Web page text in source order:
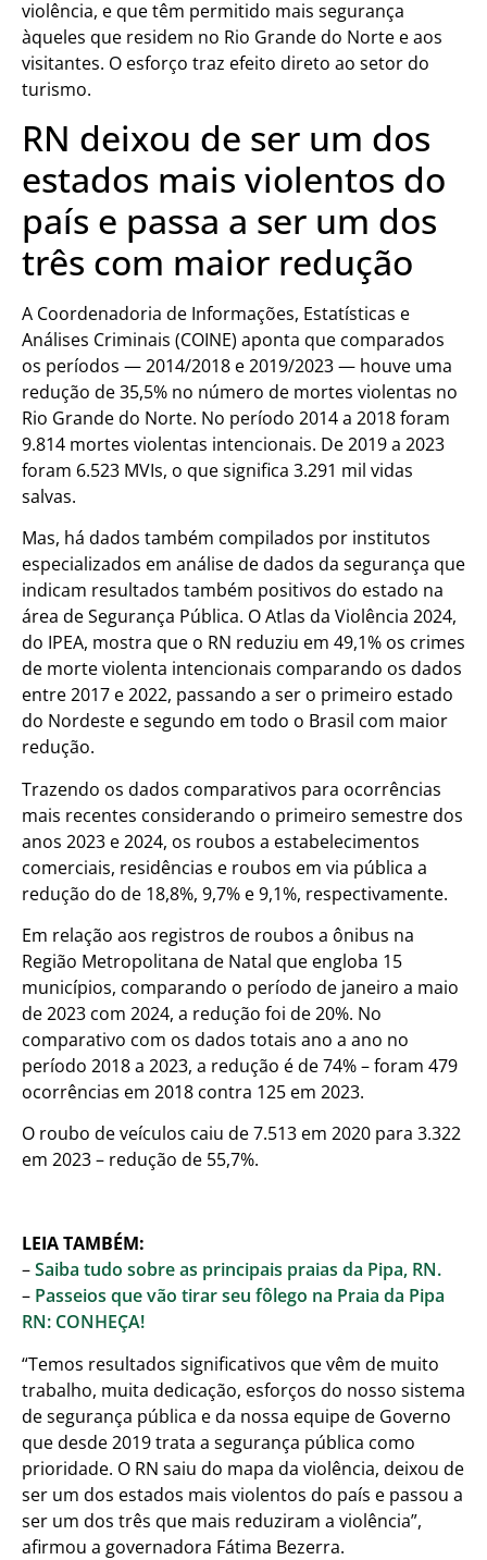
violência, e que têm permitido mais segurança
àqueles que residem no Rio Grande do Norte e aos
visitantes. O esforço traz efeito direto ao setor do
turismo.
RN deixou de ser um dos
estados mais violentos do
país e passa a ser um dos
três com maior redução
A Coordenadoria de Informações, Estatísticas e
Análises Criminais (COINE) aponta que comparados
os períodos — 2014/2018 e 2019/2023 — houve uma
redução de 35,5% no número de mortes violentas no
Rio Grande do Norte. No período 2014 a 2018 foram
9.814 mortes violentas intencionais. De 2019 a 2023
foram 6.523 MVIs, o que significa 3.291 mil vidas
salvas.
Mas, há dados também compilados por institutos
especializados em análise de dados da segurança que
indicam resultados também positivos do estado na
área de Segurança Pública. O Atlas da Violência 2024,
do IPEA, mostra que o RN reduziu em 49,1% os crimes
de morte violenta intencionais comparando os dados
entre 2017 e 2022, passando a ser o primeiro estado
do Nordeste e segundo em todo o Brasil com maior
redução.
Trazendo os dados comparativos para ocorrências
mais recentes considerando o primeiro semestre dos
anos 2023 e 2024, os roubos a estabelecimentos
comerciais, residências e roubos em via pública a
redução do de 18,8%, 9,7% e 9,1%, respectivamente.
Em relação aos registros de roubos a ônibus na
Região Metropolitana de Natal que engloba 15
municípios, comparando o período de janeiro a maio
de 2023 com 2024, a redução foi de 20%. No
comparativo com os dados totais ano a ano no
período 2018 a 2023, a redução é de 74% – foram 479
ocorrências em 2018 contra 125 em 2023.
O roubo de veículos caiu de 7.513 em 2020 para 3.322
em 2023 – redução de 55,7%.
LEIA TAMBÉM:
–Saiba tudo sobre as principais praias da Pipa, RN.
– Passeios que vão tirar seu fôlego na Praia da Pipa
RN: CONHEÇA!
“Temos resultados significativos que vêm de muito
trabalho, muita dedicação, esforços do nosso sistema
de segurança pública e da nossa equipe de Governo
que desde 2019 trata a segurança pública como
prioridade. O RN saiu do mapa da violência, deixou de
ser um dos estados mais violentos do país e passou a
ser um dos três que mais reduziram a violência”,
afirmou a governadora Fátima Bezerra.